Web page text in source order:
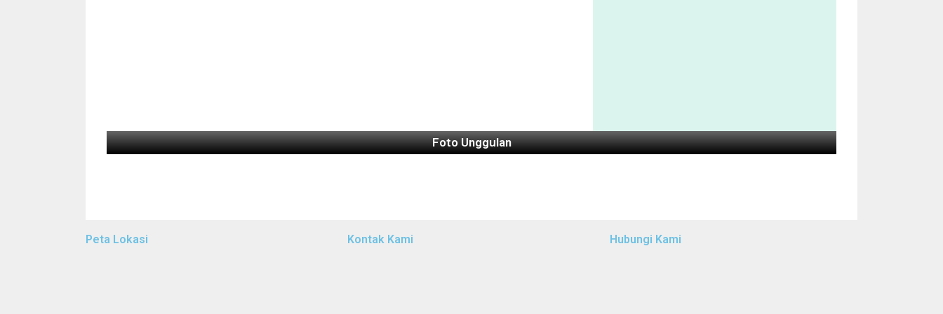
Foto Unggulan
Peta Lokasi Kontak Kami Hubungi Kami